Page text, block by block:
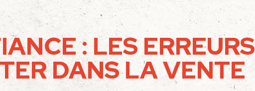
: LES ERREURS
DANS LA VENTE